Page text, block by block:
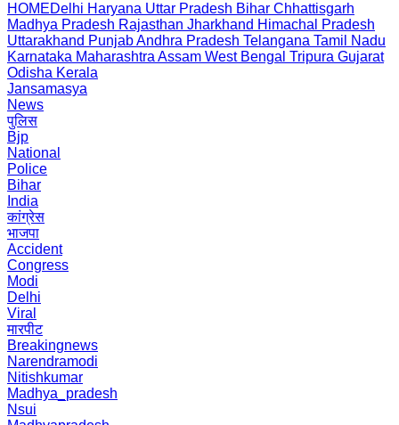
HOMEDelhi Haryana Uttar Pradesh Bihar Chhattisgarh
Madhya Pradesh Rajasthan Jharkhand Himachal Pradesh
Uttarakhand PunjabAndhra Pradesh Telangana Tamil Nadu
Karnataka Maharashtra Assam West Bengal Tripura Gujarat
Odisha Kerala
Jansamasya
News
पुलिस
Bjp
National
Police
Bihar
India
कांग्रेस
भाजपा
Accident
Congress
Modi
Delhi
Viral
मारपीट
Breakingnews
Narendramodi
Nitishkumar
Madhya_pradesh
Nsui